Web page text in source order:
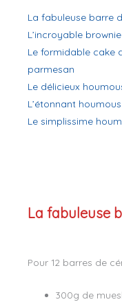
La fabuleuse barre
L’incroyable
Le formidable cake
parmesan
Le délicieux
L’étonnant
Le simplissime
La fabuleuse
Pour 12 barres de
300g de